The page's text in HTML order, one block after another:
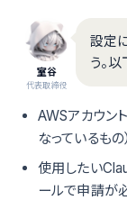
室谷
代表取締役
設定
う。
AWSアカウン
なっているもの）
使用したい
ールで申請が